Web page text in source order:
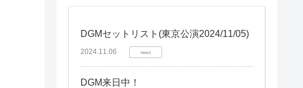
DGMセットリスト(東京公演2024/11/05)
2024.11.06 news
DGM来日中！